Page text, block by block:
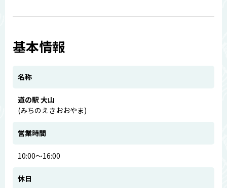
基本情報
名称
道の駅 大山
(みちのえきおおやま)
営業時間
10:00～16:00
休日